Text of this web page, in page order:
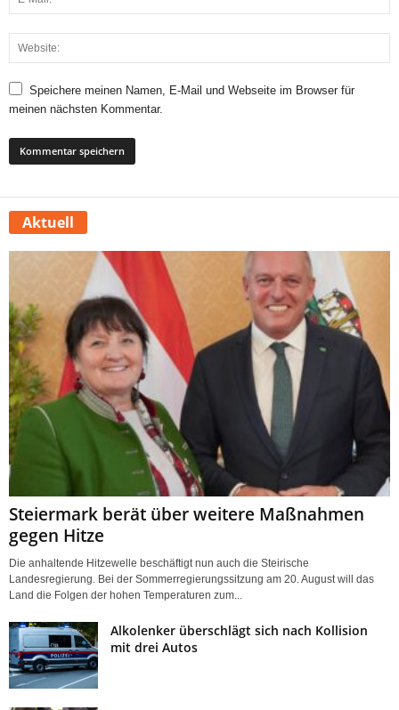
Speichere meinen Namen, E-Mail und Webseite im Browser für
meinen nächsten Kommentar.
Aktuell
Steiermark berät über weitere Maßnahmen
gegen Hitze
Die anhaltende Hitzewelle beschäftigt nun auch die Steirische
Landesregierung. Bei der Sommerregierungssitzung am 20. August will das
Land die Folgen der hohen Temperaturen zum...
Alkolenker überschlägt sich nach Kollision
mit drei Autos